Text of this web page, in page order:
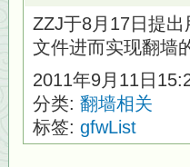
ZZJ于8月17日提
文件进而实现翻墙
2011年9月11日
分类: 翻墙相关
标签: gfwList